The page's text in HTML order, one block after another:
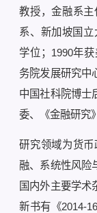
教授，金融系
系、新加坡国
学位；1990年
务院发展研究中
中国社科院博士
委、《金融研究
研究领域为货
融、系统性风险
国内外主要学术
新书有《2014-